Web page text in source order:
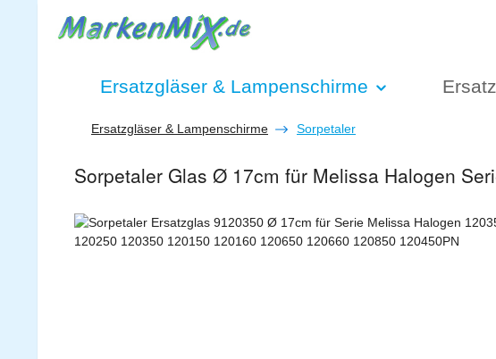
Hauptinhalt springen
Zur Suche springen
Zur Hauptnavigation springen
Ersatzgläser & Lampenschirme
Ersatzgläser & Lampenschirme Sorpetaler
Sorpetaler Glas Ø 17cm für Melissa Halogen
Bildergalerie überspringen